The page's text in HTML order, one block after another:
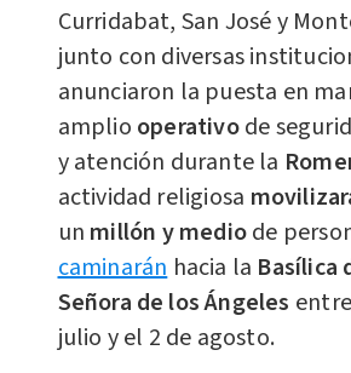
Curridabat, San José y
junto con diversas
anunciaron la puesta en
amplio operativode
y atención durante la
actividad religiosa
un millón y mediode
caminarán hacia la Basílica
Señora de los Ángeles
julio y el 2 de agosto.